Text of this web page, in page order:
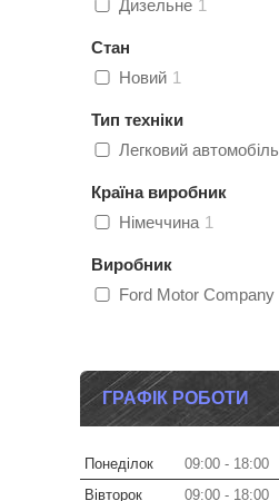
Дизельне 1
Стан
Новий 1
Тип техніки
Легковий автомобіль
Країна виробник
Німеччина 1
Виробник
Ford Motor Company
ГРАФІК РОБОТИ
Понеділок 09:00
18:00
Вівторок
09:00
18:00